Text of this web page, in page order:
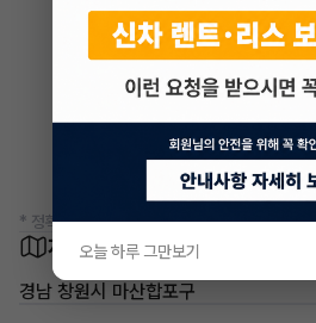
스티
* 정확한 정보는 판매자와 반드시 확인하시기
차량 위치
경남 창원시 마산합포구
오늘 하루 그만보기